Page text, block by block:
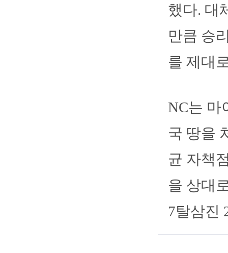
했다. 대
만큼 승
를 제대
NC는 마
국 땅을
균 자책
을 상대
7탈삼진